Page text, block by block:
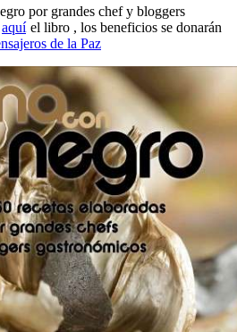
por grandes chef y bloggers
aquí el libro , los beneficios se donarán
de la Paz